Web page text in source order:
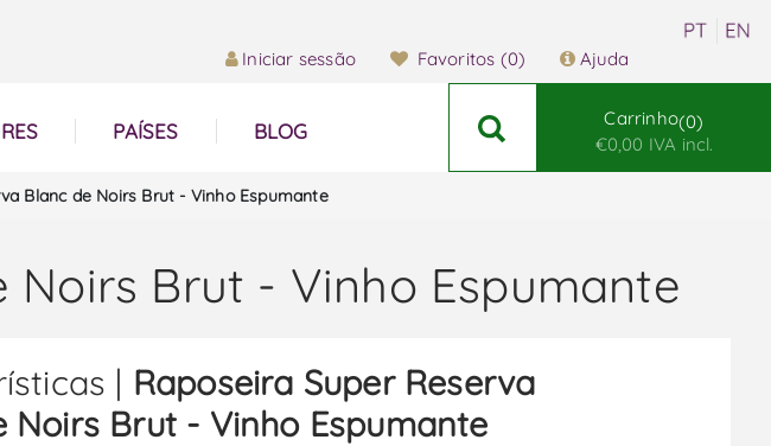
Iniciar sessão Favoritos (0) Ajuda
PAÍSES BLOG
Carrinho 0
€0,00 IVA incl.
Blanc de Noirs Brut - Vinho Espumante
Noirs Brut - Vinho Espumante
| Raposeira Super Reserva
Noirs Brut - Vinho Espumante